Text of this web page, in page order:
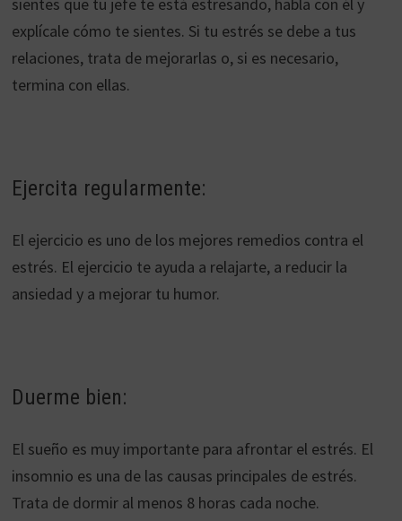
sientes que tu jefe te está estresando, habla con él y
explícale cómo te sientes. Si tu estrés se debe a tus
relaciones, trata de mejorarlas o, si es necesario,
termina con ellas.
Ejercita regularmente:
El ejercicio es uno de los mejores remedios contra el
estrés. El ejercicio te ayuda a relajarte, a reducir la
ansiedad y a mejorar tu humor.
Duerme bien:
El sueño es muy importante para afrontar el estrés. El
insomnio es una de las causas principales de estrés.
Trata de dormir al menos 8 horas cada noche.